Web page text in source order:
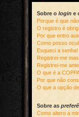
Sobre o login e
Porque é que
O registro é
Por que entro
Como posso
Esqueci a senha!
Registrei-me
Registrei-me
O que é a
Por que não
O que a opção de
Sobre as
Como altero a